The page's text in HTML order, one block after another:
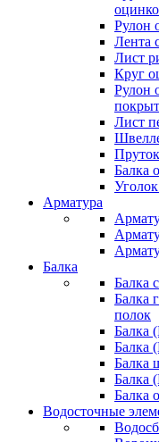
Рулон
Лента
Лист
Круг
Рулон
Лист
Балка
Арматура
Балка
Балка
Балка
полок
Балка
Балка
Балка
Балка
Балка
Водосточные